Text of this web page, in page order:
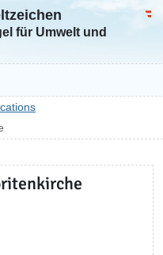
für Umwelt und